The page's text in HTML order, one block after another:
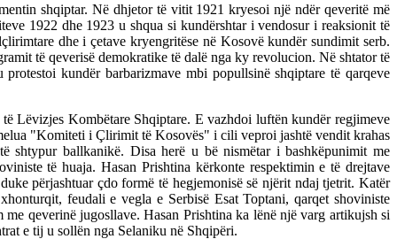
shqiptar. Në dhjetor të vitit 1921 kryesoi një ndër qeveritë më
1922 dhe 1923 u shqua si kundërshtar i vendosur i reaksionit të
dhe i çetave kryengritëse në Kosovë kundër sundimit serb.
të qeverisë demokratike të dalë nga ky revolucion. Në shtator të
kundër barbarizmave mbi popullsinë shqiptare të qarqeve
Lëvizjes Kombëtare Shqiptare. E vazhdoi luftën kundër regjimeve
"Komiteti i Çlirimit të Kosovës" i cili veproi jashtë vendit krahas
ballkanikë. Disa herë u bë nismëtar i bashkëpunimit me
të huaja. Hasan Prishtina kërkonte respektimin e të drejtave
përjashtuar çdo formë të hegjemonisë së njërit ndaj tjetrit. Katër
feudali e vegla e Serbisë Esat Toptani, qarqet shoviniste
qeverinë jugosllave. Hasan Prishtina ka lënë një varg artikujsh si
e tij u sollën nga Selaniku në Shqipëri.